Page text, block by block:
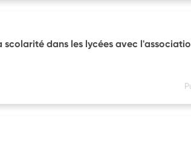
dans les lycées avec